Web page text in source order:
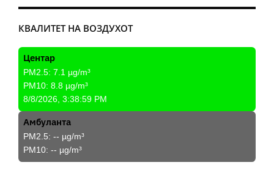
КВАЛИТЕТ НА ВОЗДУХОТ
Центар
PM2.5: 7.1 µg/m³
PM10: 8.8 µg/m³
8/8/2026, 3:38:59 PM
Амбуланта
PM2.5: -- µg/m³
PM10: -- µg/m³